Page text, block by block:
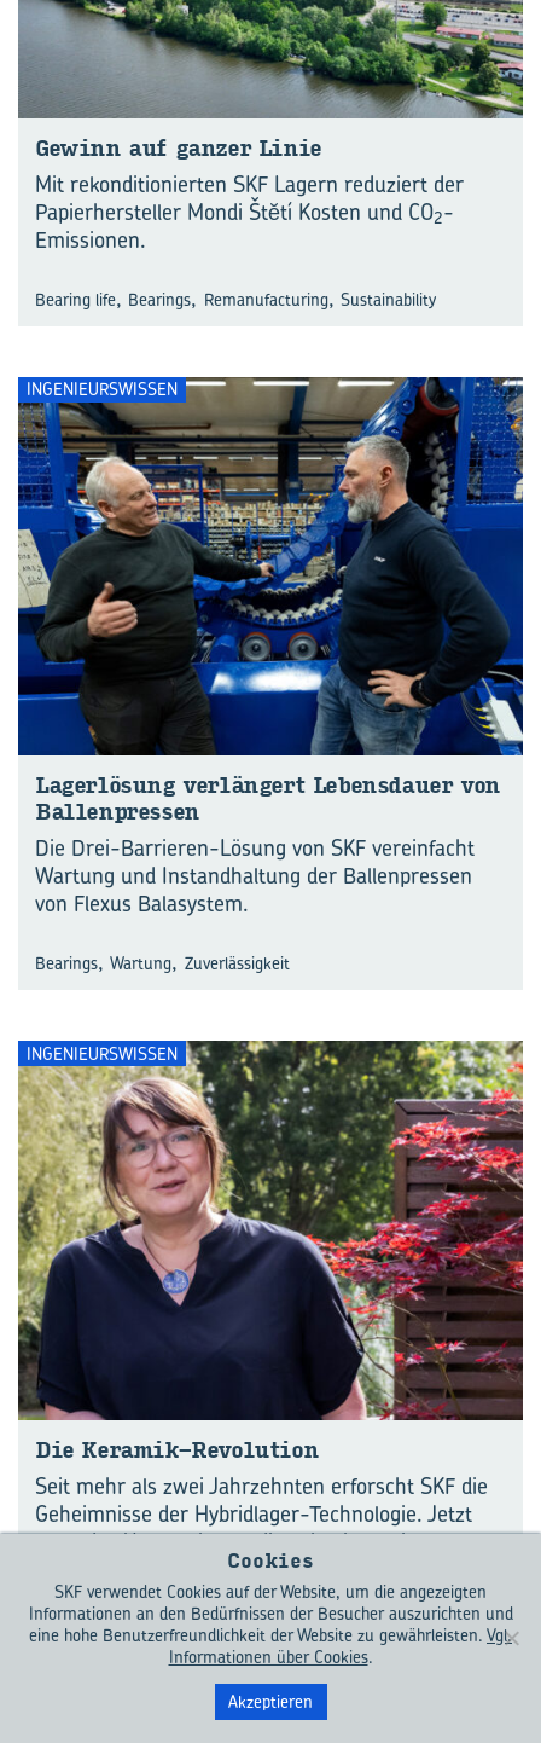
Ge­winn auf gan­zer Linie
Mit rekonditionierten SKF Lagern reduziert der
Papierhersteller Mondi Štĕtí Kosten und CO2-
Emissionen.
Bearing life, Bearings, Remanufacturing, Sustainability
INGENIEURSWISSEN
La­ger­lö­sung ver­län­gert Le­bens­dau­er von
Bal­len­pres­sen
Die Drei-Barrieren-Lösung von SKF vereinfacht
Wartung und Instandhaltung der Ballenpressen
von Flexus Balasystem.
Bearings, Wartung, Zuverlässigkeit
INGENIEURSWISSEN
Die Keramik-​Revolution
Seit mehr als zwei Jahrzehnten erforscht SKF die
Geheimnisse der Hybridlager-Technologie. Jetzt
kann das Unternehmen diese hochentwickelte
Bearings, Engineering, Hybridlager, Quality
Cookies
SKF verwendet Cookies auf der Website, um die angezeigten
Informationen an den Bedürfnissen der Besucher auszurichten und
eine hohe Benutzerfreundlichkeit der Website zu gewährleisten. Vgl.
Informationen über Cookies.
Akzeptieren